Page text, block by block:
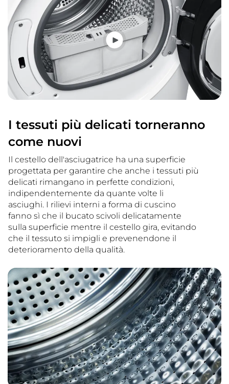
I tessuti più delicati torneranno
come nuovi
Il cestello dell'asciugatrice ha una superficie
progettata per garantire che anche i tessuti più
delicati rimangano in perfette condizioni,
indipendentemente da quante volte li
asciughi. I rilievi interni a forma di cuscino
fanno sì che il bucato scivoli delicatamente
sulla superficie mentre il cestello gira, evitando
che il tessuto si impigli e prevenendone il
deterioramento della qualità.